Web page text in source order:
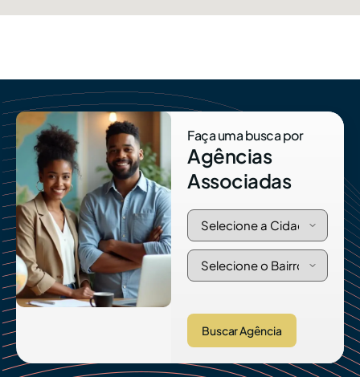
Faça uma busca por
Agências
Associadas
Buscar Agência